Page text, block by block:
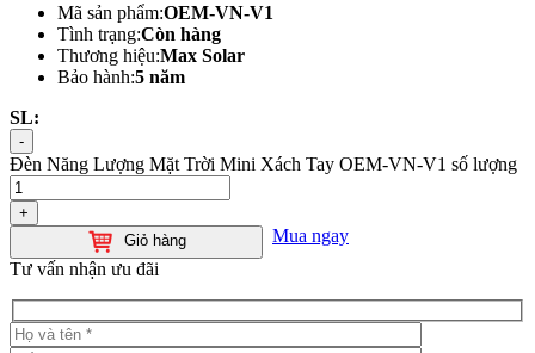
Mã sản phẩm:OEM-VN-V1
Tình trạng:Còn hàng
Thương hiệu:Max Solar
Bảo hành:5 năm
SL:
-
Đèn Năng Lượng Mặt Trời Mini Xách Tay OEM-VN-V1 số lượng
+
Giỏ hàng
Mua ngay
Tư vấn nhận ưu đãi